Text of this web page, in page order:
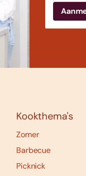
Kookthema's
Zomer
Barbecue
Picknick